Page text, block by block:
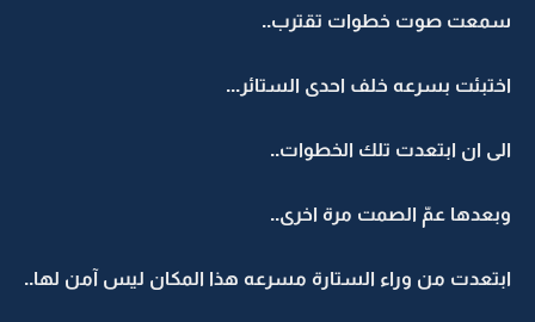
سمعت صوت خطوات تقترب..
اختبئت بسرعه خلف احدى الستائر...
الى ان ابتعدت تلك الخطوات..
وبعدها عمّ الصمت مرة اخرى..
ابتعدت من وراء الستارة مسرعه هذا المكان ليس آمن لها..